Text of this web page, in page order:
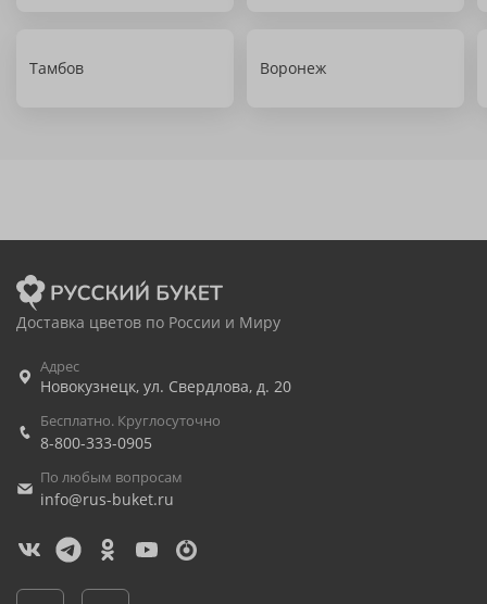
Тамбов Воронеж
Доставка цветов по России и Миру
Адрес
Новокузнецк, ул. Свердлова, д. 20
Бесплатно. Круглосуточно
8-800-333-0905
По любым вопросам
info@rus-buket.ru